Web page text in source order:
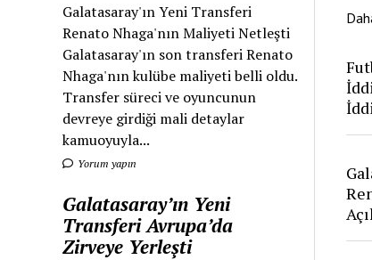
Galatasaray'ın Yeni Transferi
Renato Nhaga'nın Maliyeti Netleşti
Galatasaray'ın son transferi Renato
Nhaga'nın kulübe maliyeti belli oldu.
Transfer süreci ve oyuncunun
devreye girdiği mali detaylar
kamuoyuyla...
Yorum yapın
Galatasaray’ın Yeni
Transferi Avrupa’da
Zirveye Yerleşti